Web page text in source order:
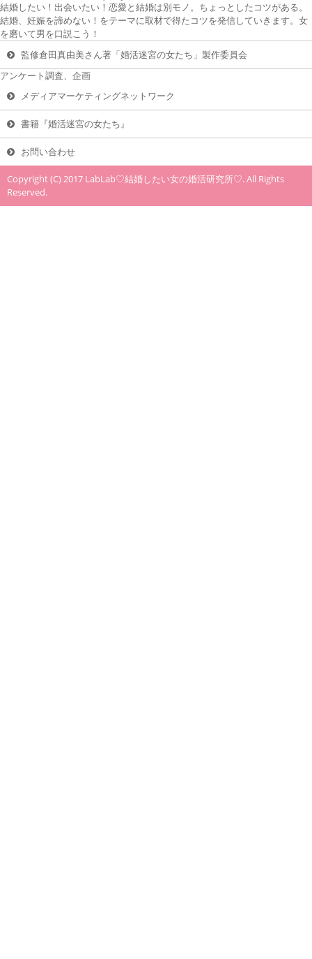
結婚したい！出会いたい！恋愛と結婚は別モノ。ちょっとしたコツがある。
結婚、妊娠を諦めない！をテーマに取材で得たコツを発信していきます。女
を磨いて男を口説こう！
監修倉田真由美さん著「婚活迷宮の女たち」製作委員会
アンケート調査、企画
メディアマーケティングネットワーク
書籍『婚活迷宮の女たち』
お問い合わせ
Copyright (C) 2017 LabLab♡結婚したい女の婚活研究所♡. All Rights
Reserved.